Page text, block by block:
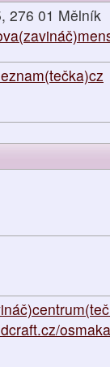
276 01 Mělník